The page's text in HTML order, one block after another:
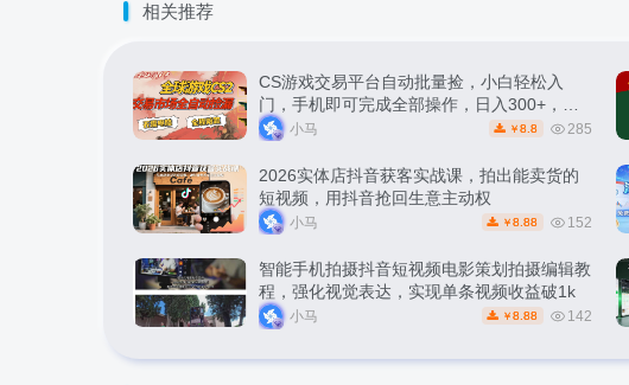
相关推荐
CS游戏交易平台自动批量捡，小白轻松入
门，手机即可完成全部操作，日入300+，轻
松副业【揭秘】
小马 ￥ 8.8 285
2026实体店抖音获客实战课，拍出能卖货的
短视频，用抖音抢回生意主动权
小马 ￥ 8.88 152
智能手机拍摄抖音短视频电影策划拍摄编辑教
程，强化视觉表达，实现单条视频收益破1k
小马 ￥ 8.88 142